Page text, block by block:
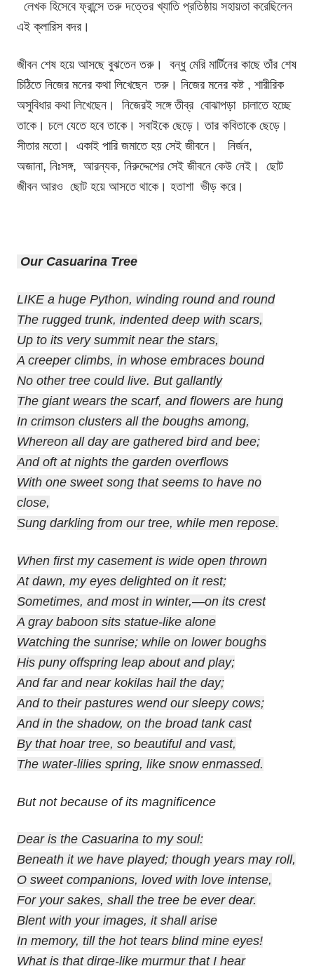
লেখক হিসেবে ফ্রান্সে তরু দত্তের খ্যাতি প্রতিষ্ঠায় সহায়তা করেছিলেন
এই ক্লারিস বদর।
জীবন শেষ হয়ে আসছে বুঝতেন তরু। বন্ধু মেরি মার্টিনের কাছে তাঁর শেষ
চিঠিতে নিজের মনের কথা লিখেছেন তরু। নিজের মনের কষ্ট , শারীরিক
অসুবিধার কথা লিখেছেন। নিজেরই সঙ্গে তীব্র বোঝাপড়া চালাতে হচ্ছে
তাকে। চলে যেতে হবে তাকে। সবাইকে ছেড়ে। তার কবিতাকে ছেড়ে।
সীতার মতো। একাই পারি জমাতে হয় সেই জীবনে। নির্জন,
অজানা, নিঃসঙ্গ, আরন্যক, নিরুদ্দেশের সেই জীবনে কেউ নেই। ছোট
জীবন আরও ছোট হয়ে আসতে থাকে। হতাশা ভীড় করে।
Our Casuarina Tree
LIKE a huge Python, winding round and round
The rugged trunk, indented deep with scars,
Up to its very summit near the stars,
A creeper climbs, in whose embraces bound
No other tree could live. But gallantly
The giant wears the scarf, and flowers are hung
In crimson clusters all the boughs among,
Whereon all day are gathered bird and bee;
And oft at nights the garden overflows
With one sweet song that seems to have no
close,
Sung darkling from our tree, while men repose.
When first my casement is wide open thrown
At dawn, my eyes delighted on it rest;
Sometimes, and most in winter,—on its crest
A gray baboon sits statue-like alone
Watching the sunrise; while on lower boughs
His puny offspring leap about and play;
And far and near kokilas hail the day;
And to their pastures wend our sleepy cows;
And in the shadow, on the broad tank cast
By that hoar tree, so beautiful and vast,
The water-lilies spring, like snow enmassed.
But not because of its magnificence
Dear is the Casuarina to my soul:
Beneath it we have played; though years may roll,
O sweet companions, loved with love intense,
For your sakes, shall the tree be ever dear.
Blent with your images, it shall arise
In memory, till the hot tears blind mine eyes!
What is that dirge-like murmur that I hear